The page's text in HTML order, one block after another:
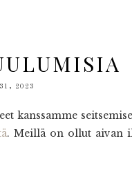
2023
kanssamme
. Meillä on ollut aivan